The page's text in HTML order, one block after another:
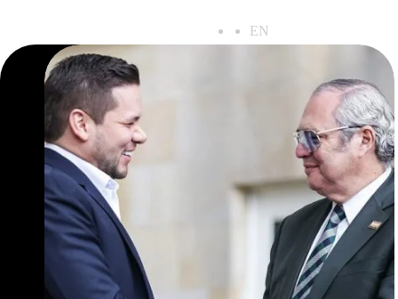
ES EN